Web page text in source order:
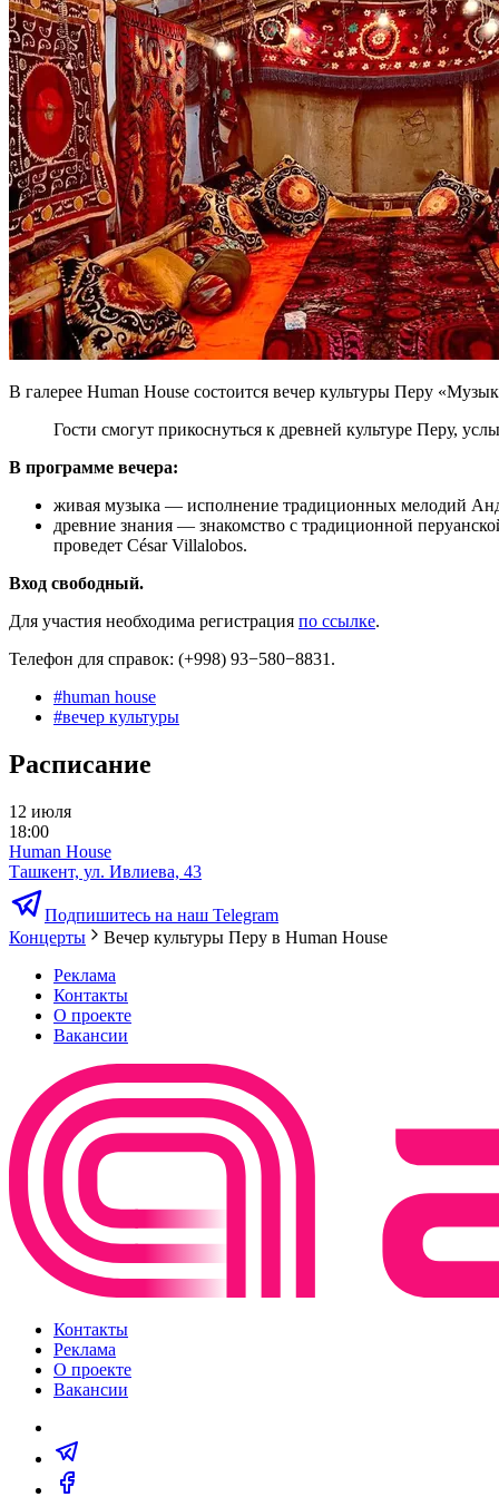
В галерее Human House состоится вечер культуры Перу
Гости смогут прикоснуться к древней культуре Перу,
В программе вечера:
живая музыка — исполнение традиционных мелодий
древние знания — знакомство с традиционной
проведет César Villalobos.
Вход свободный.
Для участия необходима регистрация по ссылке.
Телефон для справок: (+998) 93−580−8831.
#human house
#вечер культуры
Расписание
12 июля
18:00
Human House
Ташкент, ул. Ивлиева, 43
Подпишитесь на наш Telegram
Концерты
Вечер культуры Перу в Human House
Реклама
Контакты
О проекте
Вакансии
Контакты
Реклама
О проекте
Вакансии